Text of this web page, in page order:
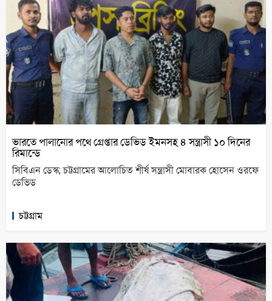
ভারতে পালানোর পথে গ্রেপ্তার ডেভিড ইমনসহ ৪ সন্ত্রাসী ১০ দিনের
রিমান্ডে
সিবিএন ডেস্ক; চট্টগ্রামের আলোচিত শীর্ষ সন্ত্রাসী মোবারক হোসেন ওরফে
ডেভিড
চট্টগ্রাম